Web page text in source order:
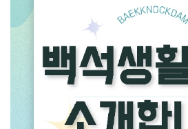
불량, 재학연한 초과로 인한 제적자
허가하지 아니합니다. 또한 재입학
잔여수업연한의 3배를 초과할 수 없
1회에 한하여 자격이 주어집니다.재
아래와 같습니다.가. 자퇴 또는 제적
학사경고)된 학생나. 징계에 의하여
지원자격이 없음다. 자퇴 또는 제적
찾아오고 있는 것 같습니다. 기온과
높아지고 있어서 이로 인해 일상생
느끼가 느껴지는 것 같습니다. 유난
느껴졌던 봄철이 지나가고 나니 이
여름의 한가운데로 들어서고 있다
실감이 나는 것 같습니다. 이번 여름
보내셨으면 하는 마음이 큽니다. 이